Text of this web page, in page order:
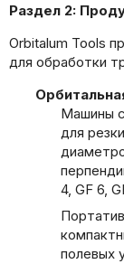
Раздел 2:
Orbitalum Tools
для обработки
Машины
для
4, GF 6,
полевых